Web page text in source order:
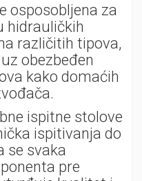
osposobljena za
hidrauličkih
različitih tipova,
obezbeđen
kako domaćih
ispitne stolove
ispitivanja do
se svaka
pre